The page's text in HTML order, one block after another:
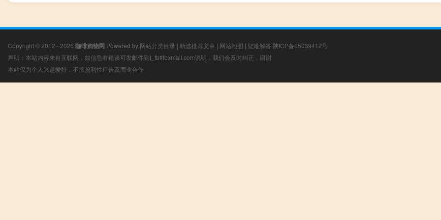
Copyright © 2012 - 2026 咖啡购物网 Powered by 网站分类目录 | 精选推荐文章 | 网站地图 | 疑难解答 陕ICP备05039412号
声明：本站内容来自互联网，如信息有错误可发邮件到f_fb#foxmail.com说明，我们会及时纠正，谢谢
本站仅为个人兴趣爱好，不接盈利性广告及商业合作